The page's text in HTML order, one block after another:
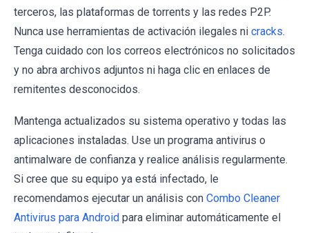
terceros, las plataformas de torrents y las redes P2P.
Nunca use herramientas de activación ilegales ni cracks.
Tenga cuidado con los correos electrónicos no solicitados
y no abra archivos adjuntos ni haga clic en enlaces de
remitentes desconocidos.
Mantenga actualizados su sistema operativo y todas las
aplicaciones instaladas. Use un programa antivirus o
antimalware de confianza y realice análisis regularmente.
Si cree que su equipo ya está infectado, le
recomendamos ejecutar un análisis con Combo Cleaner
Antivirus para Android para eliminar automáticamente el